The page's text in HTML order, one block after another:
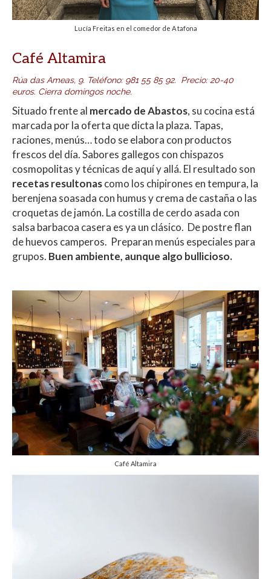
Lucía Freitas en el comedor de A tafona
Café Altamira
Rúa das Ameas, 9. Teléfono: 981 55 85 92.
Precio: 20-40
euros. Cierra domingos noche.
Situado frente al mercado de Abastos, su cocina está
marcada por la oferta que dicta la plaza. Tapas,
raciones, menús… todo se elabora con productos
frescos del día. Sabores gallegos con chispazos
cosmopolitas y técnicas de aquí y allá. El resultado son
recetas resultonascomo los chipirones en tempura, la
berenjena soasada con humus y crema de castaña o las
croquetas de jamón. La costilla de cerdo asada con
salsa barbacoa casera es ya un clásico. De postre flan
de huevos camperos. Preparan menús especiales para
grupos. Buen ambiente, aunque algo bullicioso.
Café Altamira